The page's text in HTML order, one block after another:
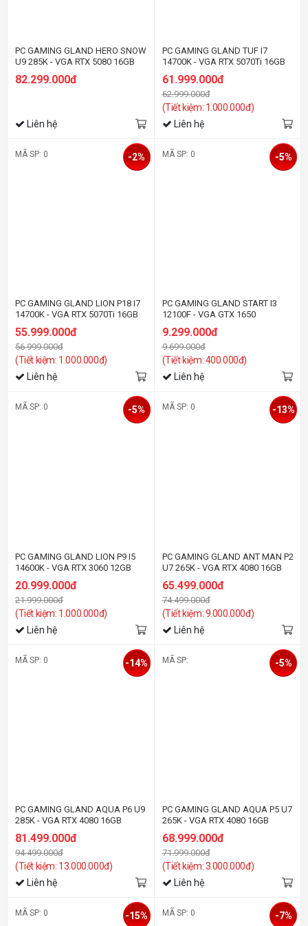
PC GAMING GLAND HERO SNOW
U9 285K - VGA RTX 5080 16GB
82.299.000đ
Liên hệ
PC GAMING GLAND TUF I7
14700K - VGA RTX 5070Ti 16GB
61.999.000đ
62.999.000đ
(Tiết kiệm: 1.000.000đ)
Liên hệ
MÃ SP: 0
PC GAMING GLAND LION P18 I7
14700K - VGA RTX 5070Ti 16GB
55.999.000đ
56.999.000đ
(Tiết kiệm: 1.000.000đ)
-2%
Liên hệ
MÃ SP: 0
PC GAMING GLAND START I3
12100F - VGA GTX 1650
9.299.000đ
9.699.000đ
(Tiết kiệm: 400.000đ)
-5%
Liên hệ
MÃ SP: 0
PC GAMING GLAND LION P9 I5
14600K - VGA RTX 3060 12GB
20.999.000đ
21.999.000đ
(Tiết kiệm: 1.000.000đ)
-5%
Liên hệ
MÃ SP: 0
PC GAMING GLAND ANT MAN P2
U7 265K - VGA RTX 4080 16GB
65.499.000đ
74.499.000đ
(Tiết kiệm: 9.000.000đ)
-13%
Liên hệ
MÃ SP: 0
PC GAMING GLAND AQUA P6 U9
285K - VGA RTX 4080 16GB
81.499.000đ
94.499.000đ
(Tiết kiệm: 13.000.000đ)
-14%
Liên hệ
MÃ SP:
PC GAMING GLAND AQUA P5 U7
265K - VGA RTX 4080 16GB
68.999.000đ
71.999.000đ
(Tiết kiệm: 3.000.000đ)
-5%
Liên hệ
MÃ SP: 0 -15% MÃ SP: 0 -7%